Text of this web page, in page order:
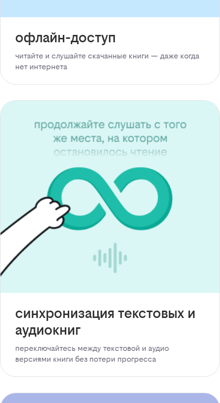
офлайн-доступ
читайте и слушайте скачанные книги — даже когда
нет интернета
синхронизация текстовых и
аудиокниг
переключайтесь между текстовой и аудио
версиями книги без потери прогресса